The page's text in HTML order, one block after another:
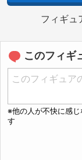
フィギュ
このフィギ